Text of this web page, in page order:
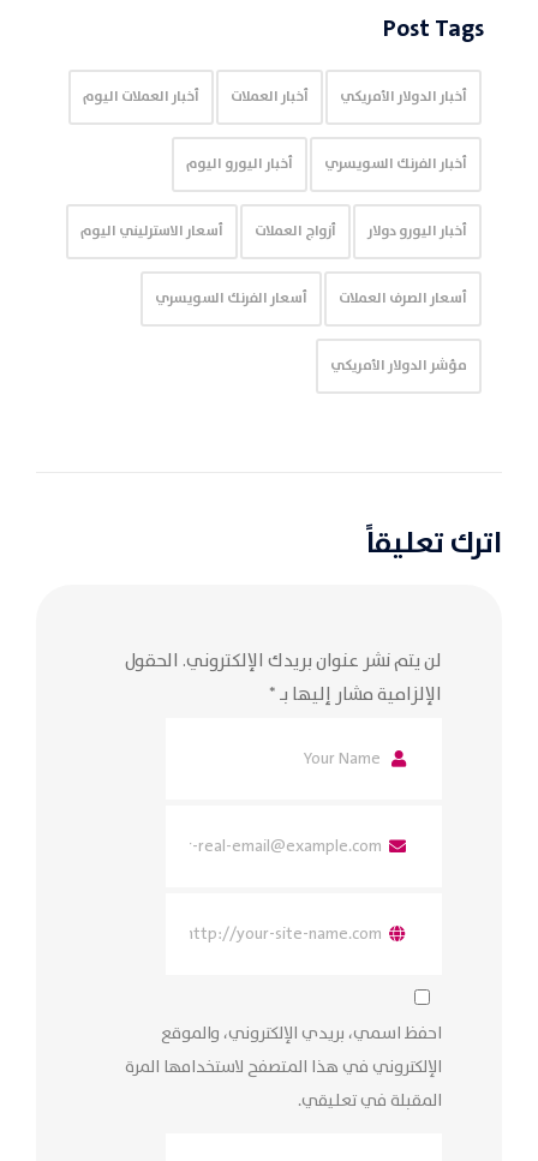
Post Tags
أخبار الدولار الأمريكي أخبار العملات أخبار العملات اليوم
أخبار الفرنك السويسري أخبار اليورو اليوم
أخبار اليورو دولار أزواج العملات أسعار الاسترليني اليوم
أسعار الصرف العملات أسعار الفرنك السويسري
مؤشر الدولار الأمريكي
اترك تعليقاً
لن يتم نشر عنوان بريدك الإلكتروني. الحقول
الإلزامية مشار إليها بـ*
احفظ اسمي، بريدي الإلكتروني، والموقع
الإلكتروني في هذا المتصفح لاستخدامها المرة
المقبلة في تعليقي.